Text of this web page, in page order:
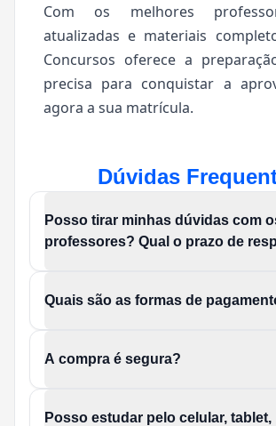
Com os melhores
atualizadas e materiais
Concursos oferece a
precisa para conquistar a
agora a sua matrícula.
Dúvidas
Posso tirar minhas dúvidas com
professores? Qual o prazo de
Quais são as formas de
A compra é segura?
Posso estudar pelo celular, tablet,